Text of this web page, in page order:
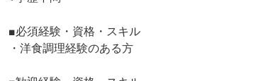
■必須経験・資格・スキル
・洋食調理経験のある方